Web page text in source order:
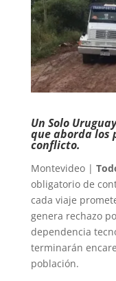
Un Solo
que aborda los
conflicto.
Montevideo |
obligatorio de
cada viaje
genera rechazo
dependencia
terminarán
población.